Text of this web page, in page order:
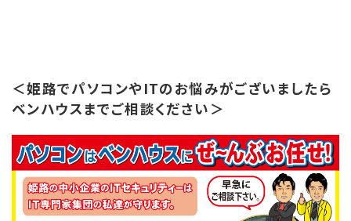
＜姫路でパソコンやITのお悩みがございましたら
ベンハウスまでご相談ください＞